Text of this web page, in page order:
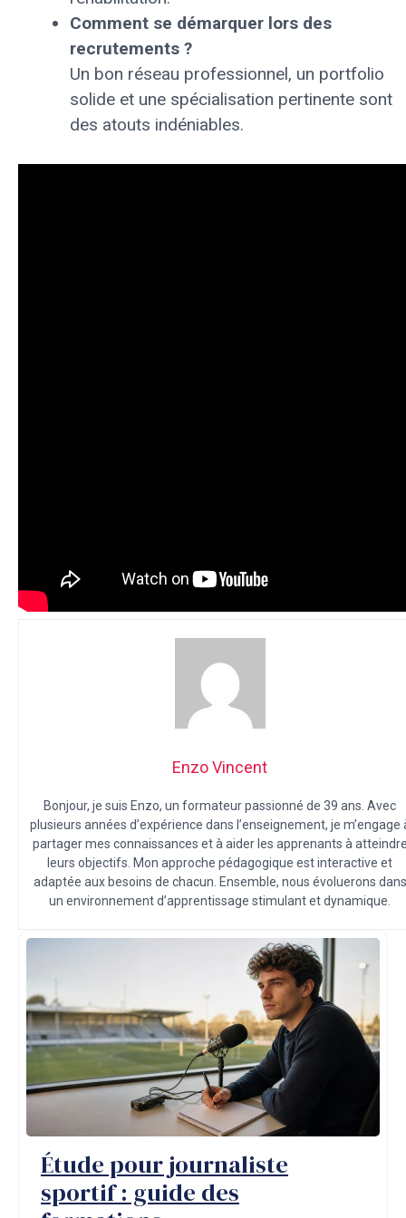
Comment se démarquer lors des
recrutements ?
Un bon réseau professionnel, un portfolio
solide et une spécialisation pertinente sont
des atouts indéniables.
Enzo Vincent
Bonjour, je suis Enzo, un formateur passionné de 39 ans. Avec
plusieurs années d’expérience dans l’enseignement, je m’engage
partager mes connaissances et à aider les apprenants à
leurs objectifs. Mon approche pédagogique est interactive et
adaptée aux besoins de chacun. Ensemble, nous évoluerons dans
un environnement d’apprentissage stimulant et dynamique.
Étude pour journaliste
sportif : guide des